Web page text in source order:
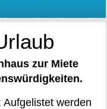
zur Miete
werden